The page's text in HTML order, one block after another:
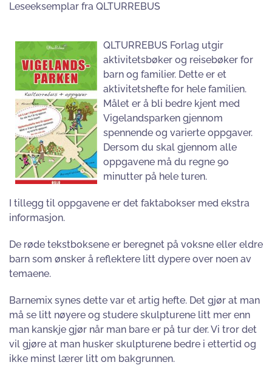
Leseeksemplar fra QLTURREBUS
QLTURREBUS Forlag utgir
aktivitetsbøker og reisebøker for
barn og familier. Dette er et
aktivitetshefte for hele familien.
Målet er å bli bedre kjent med
Vigelandsparken gjennom
spennende og varierte oppgaver.
Dersom du skal gjennom alle
oppgavene må du regne 90
minutter på hele turen.
I tillegg til oppgavene er det faktabokser med ekstra
informasjon.
De røde tekstboksene er beregnet på voksne eller eldre
barn som ønsker å reflektere litt dypere over noen av
temaene.
Barnemix synes dette var et artig hefte. Det gjør at man
må se litt nøyere og studere skulpturene litt mer enn
man kanskje gjør når man bare er på tur der. Vi tror det
vil gjøre at man husker skulpturene bedre i ettertid og
ikke minst lærer litt om bakgrunnen.